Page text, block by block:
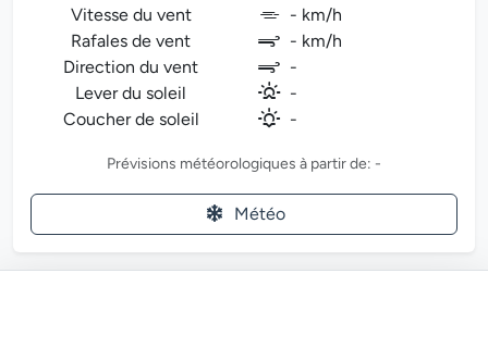
Vitesse du vent
- km/h
Rafales de vent
- km/h
Direction du vent
-
Lever du soleil
-
Coucher de soleil
-
Prévisions météorologiques à partir de: -
Météo